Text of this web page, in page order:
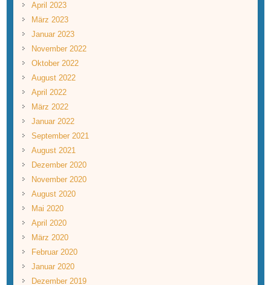
April 2023
März 2023
Januar 2023
November 2022
Oktober 2022
August 2022
April 2022
März 2022
Januar 2022
September 2021
August 2021
Dezember 2020
November 2020
August 2020
Mai 2020
April 2020
März 2020
Februar 2020
Januar 2020
Dezember 2019